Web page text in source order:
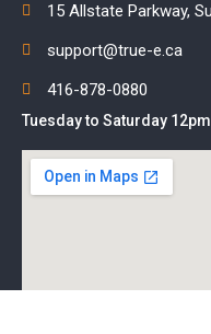
15 Allstate Parkway,
support@true-e.ca
416-878-0880
Tuesday to Saturday